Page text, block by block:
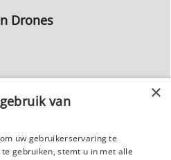
Drones
van
uw gebruikerservaring te
gebruiken, stemt u in met alle